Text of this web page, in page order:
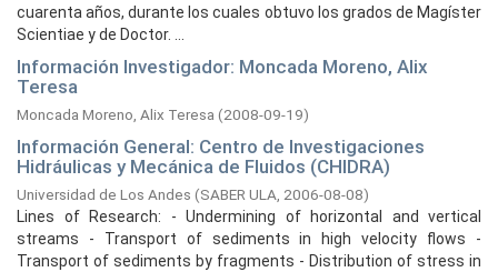
cuarenta años, durante los cuales obtuvo los grados de Magíster
Scientiae y de Doctor. ...
Información Investigador: Moncada Moreno, Alix
Teresa
Moncada Moreno, Alix Teresa (2008-09-19)
Información General: Centro de Investigaciones
Hidráulicas y Mecánica de Fluidos (CHIDRA)
Universidad de Los Andes (SABER ULA, 2006-08-08)
Lines of Research: - Undermining of horizontal and vertical
streams - Transport of sediments in high velocity flows -
Transport of sediments by fragments - Distribution of stress in